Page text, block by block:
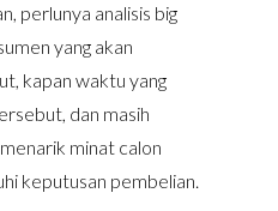
perlunya analisis big
yang akan
kapan waktu yang
dan masih
minat calon
keputusan pembelian.